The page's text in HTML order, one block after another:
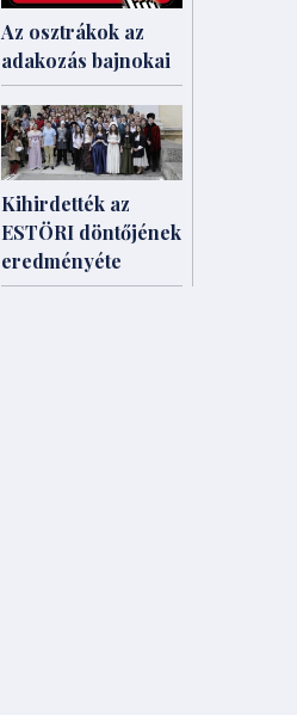
Az osztrákok az
adakozás bajnokai
Kihirdették az
ESTÖRI döntőjének
eredményéte